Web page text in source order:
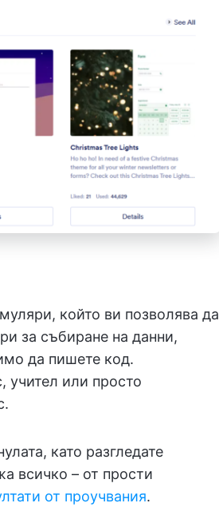
който ви позволява да
за събиране на данни,
да пишете код.
учител или просто
като разгледате
всичко – от прости
от проучвания.